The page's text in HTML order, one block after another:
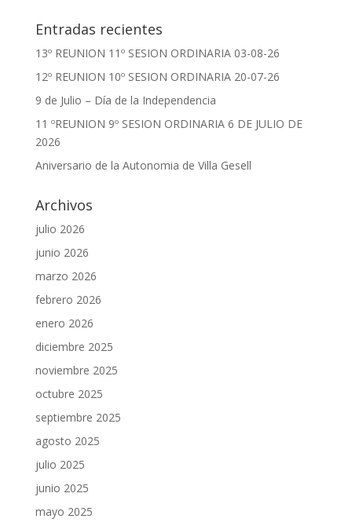
Entradas recientes
13º REUNION 11º SESION ORDINARIA 03-08-26
12º REUNION 10º SESION ORDINARIA 20-07-26
9 de Julio – Día de la Independencia
11 ºREUNION 9º SESION ORDINARIA 6 DE JULIO DE
2026
Aniversario de la Autonomia de Villa Gesell
Archivos
julio 2026
junio 2026
marzo 2026
febrero 2026
enero 2026
diciembre 2025
noviembre 2025
octubre 2025
septiembre 2025
agosto 2025
julio 2025
junio 2025
mayo 2025